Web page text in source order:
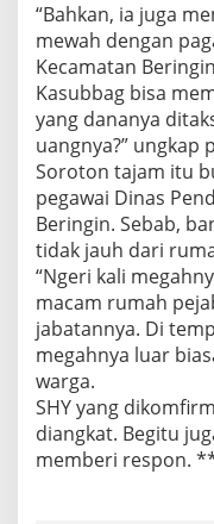
“Bahkan, ia juga
mewah dengan
Kecamatan
Kasubbag bisa
yang dananya
uangnya?” ungkap
Soroton tajam itu
pegawai Dinas
Beringin. Sebab,
tidak jauh dari
“Ngeri kali
macam rumah
jabatannya. Di
megahnya luar
warga.
SHY yang
diangkat. Begitu
memberi respon.